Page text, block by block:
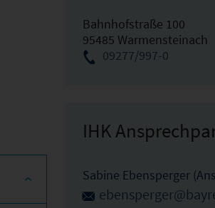
Bahnhofstraße 100
95485 Warmensteinach
09277/997-0
IHK
Sabine Ebensperger